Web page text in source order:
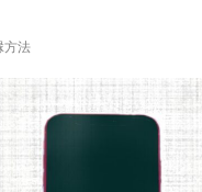
い
と
己
改
冷
却
縁
LINE
復
縁
方法